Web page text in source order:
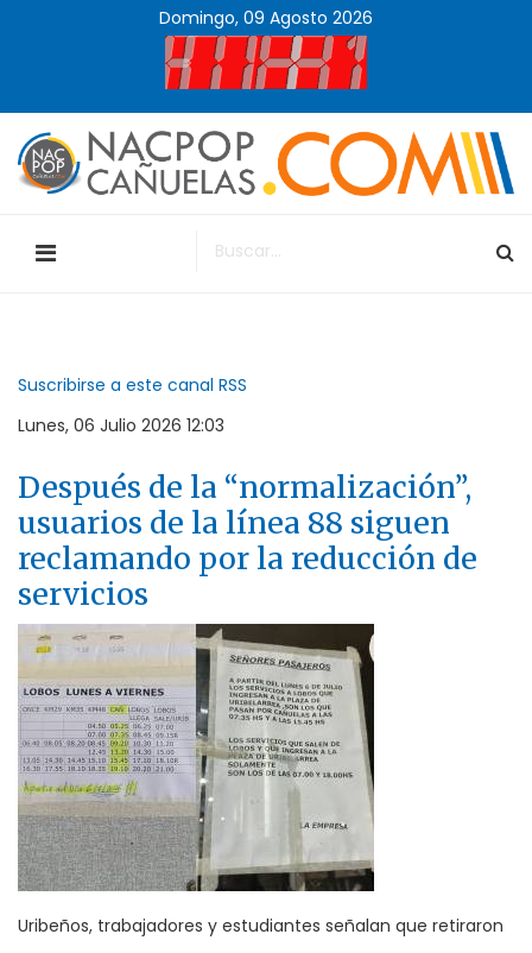
Domingo, 09 Agosto 2026
Suscribirse a este canal RSS
Lunes, 06 Julio 2026 12:03
Después de la “normalización”,
usuarios de la línea 88 siguen
reclamando por la reducción de
servicios
Uribeños, trabajadores y estudiantes señalan que retiraron